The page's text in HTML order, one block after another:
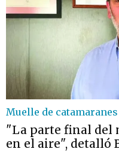
Muelle de catamaranes
"La parte final del
en el aire", detalló